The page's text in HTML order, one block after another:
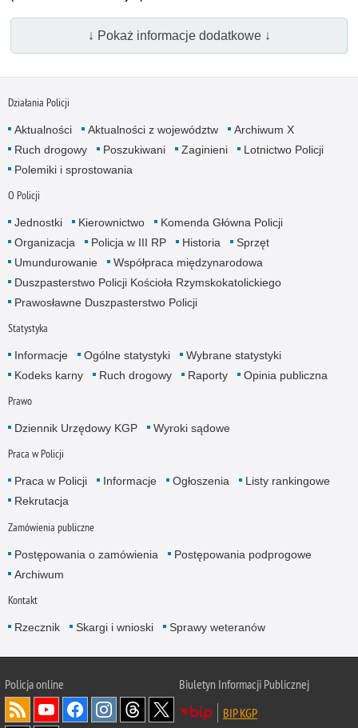
↓ Pokaż informacje dodatkowe ↓
Działania Policji
Aktualności Aktualności z województw
Archiwum X
Ruch drogowy
Poszukiwani Zaginieni
Lotnictwo Policji
Polemiki i sprostowania
O Policji
Jednostki Kierownictwo
Komenda Główna Policji
Organizacja
Policja w III RP Historia
Sprzęt
Umundurowanie
Współpraca międzynarodowa
Duszpasterstwo Policji Kościoła Rzymskokatolickiego
Prawosławne Duszpasterstwo Policji
Statystyka
Informacje Ogólne statystyki
Wybrane statystyki
Kodeks karny
Ruch drogowy Raporty Opinia publiczna
Prawo
Dziennik Urzędowy KGP Wyroki sądowe
Praca w Policji
Praca w Policji Informacje Ogłoszenia
Listy rankingowe
Rekrutacja
Zamówienia publiczne
Postępowania o zamówienia
Postępowania podprogowe
Archiwum
Kontakt
Rzecznik Skargi i wnioski Sprawy weteranów
Policjaonline
Biuletyn Informacji Publicznej
BIP KGP